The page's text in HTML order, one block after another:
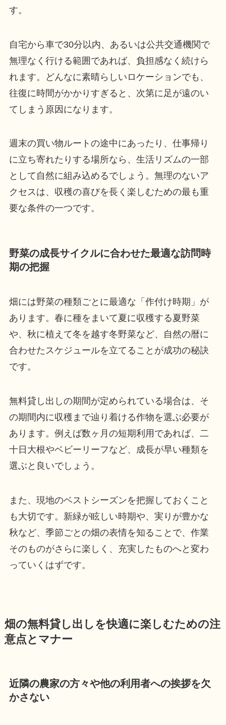
す。
自宅から車で30分以内、あるいは公共交通機関で
無理なく行ける範囲であれば、負担感なく続けら
れます。どんなに素晴らしいロケーションでも、
往復に時間がかかりすぎると、次第に足が遠のい
てしまう原因になります。
週末の買い物ルートの途中にあったり、仕事帰り
に立ち寄れたりする場所なら、生活リズムの一部
として自然に組み込めるでしょう。無理のないア
クセスは、収穫の喜びを長く楽しむための最も重
要な条件の一つです。
野菜の成長サイクルに合わせた最適な訪問時
期の把握
畑には野菜の種類ごとに最適な「作付け時期」が
あります。春に種をまいて夏に収穫する夏野菜
や、秋に植えて冬を越す冬野菜など、自然の暦に
合わせたスケジュールを立てることが成功の秘訣
です。
無料貸し出しの期間が定められている場合は、そ
の期間内に収穫まで辿り着ける作物を選ぶ必要が
あります。例えば数ヶ月の短期利用であれば、二
十日大根やベビーリーフなど、成長が早い種類を
選ぶと良いでしょう。
また、現地のベストシーズンを把握しておくこと
も大切です。新緑が眩しい時期や、実りが豊かな
秋など、季節ごとの畑の表情を知ることで、作業
そのものがさらに楽しく、充実したものへと変わ
っていくはずです。
畑の無料貸し出しを快適に楽しむための注
意点とマナー
近隣の農家の方々や他の利用者への挨拶を欠
かさない